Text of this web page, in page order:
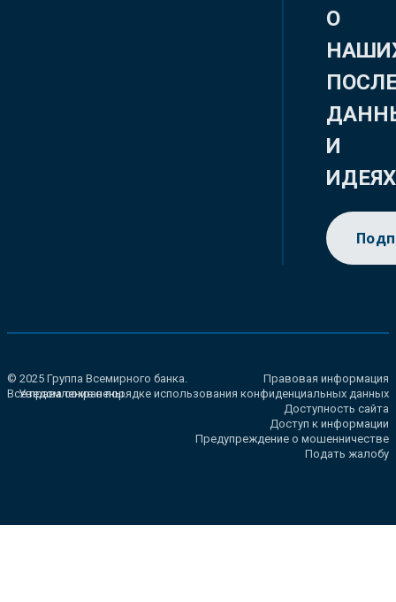
О
И
ИДЕЯХ
© 2025 Группа Всемирного банка.
Все права сохранены.
Правовая информация
Уведомление о порядке использования конфиденциальных данных
Доступность сайта
Доступ к информации
Предупреждение о мошенничестве
Подать жалобу